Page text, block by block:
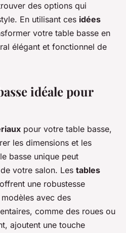
des options qui
En utilisant ces idées
votre table basse en
élégant et fonctionnel de
idéale pour
pour votre table basse,
les dimensions et les
basse unique peut
votre salon. Les tables
offrent une robustesse
avec des
comme des roues ou
ajoutent une touche